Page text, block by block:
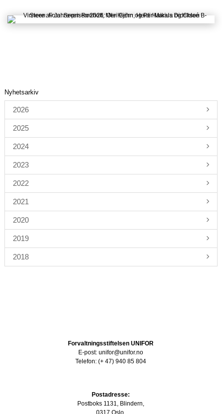
Nyhetsarkiv
2026
2025
2024
2023
2022
2021
2020
2019
2018
Forvaltningsstiftelsen UNIFOR
E-post: unifor@unifor.no
Telefon: (+ 47) 940 85 804
Postadresse:
Postboks 1131, Blindern,
0317 Oslo.